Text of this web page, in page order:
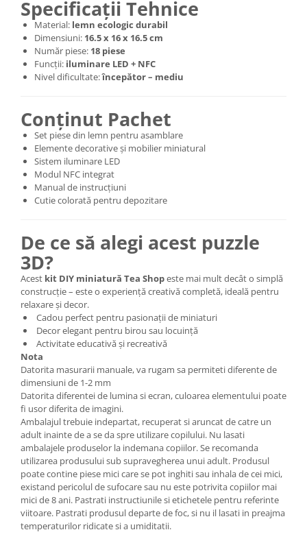
Specificații Tehnice
Material: lemn ecologic durabil
Dimensiuni: 16.5 x 16 x 16.5 cm
Număr piese: 18 piese
Funcții: iluminare LED + NFC
Nivel dificultate:începător – mediu
Conținut Pachet
Set piese din lemn pentru asamblare
Elemente decorative și mobilier miniatural
Sistem iluminare LED
Modul NFC integrat
Manual de instrucțiuni
Cutie colorată pentru depozitare
De ce să alegi acest puzzle
3D?
Acest kit DIY miniatură Tea Shopeste mai mult decât o simplă
construcție – este o experiență creativă completă, ideală pentru
relaxare și decor.
Cadou perfect pentru pasionații de miniaturi
Decor elegant pentru birou sau locuință
Activitate educativă și recreativă
Nota
Datorita masurarii manuale, va rugam sa permiteti diferente de
dimensiuni de 1-2 mm
Datorita diferentei de lumina si ecran, culoarea elementului poate
fi usor diferita de imagini.
Ambalajul trebuie indepartat, recuperat si aruncat de catre un
adult inainte de a se da spre utilizare copilului. Nu lasati
ambalajele produselor la indemana copiilor. Se recomanda
utilizarea produsului sub supravegherea unui adult. Produsul
poate contine piese mici care se pot inghiti sau inhala de cei mici,
existand pericolul de sufocare sau nu este potrivita copiilor mai
mici de 8 ani. Pastrati instructiunile si etichetele pentru referinte
viitoare. Pastrati produsul departe de foc, si nu il lasati in preajma
temperaturilor ridicate si a umiditatii.